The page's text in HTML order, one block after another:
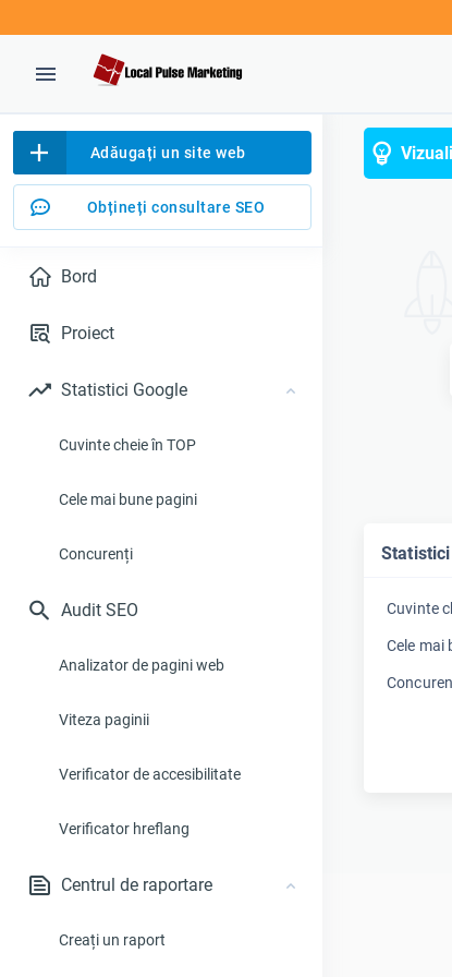
Adăugați un site web
Obțineți consultare SEO
Bord
Proiect
Statistici Google
Cuvinte cheie în TOP
Cele mai bune pagini
Concurenți
Audit SEO
Analizator de pagini web
Viteza paginii
Verificator de accesibilitate
Verificator hreflang
Centrul de raportare
Creați un raport
Cuvinte
Cele mai